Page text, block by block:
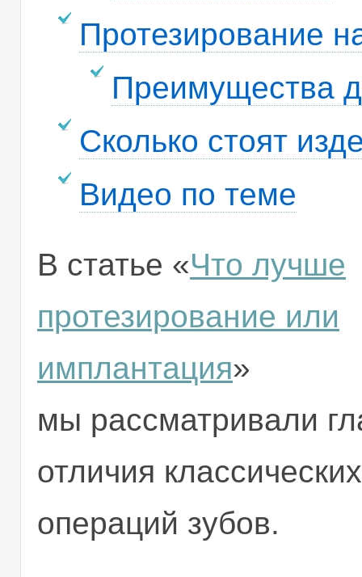
Протезирование
Преимущества
Сколько стоят
Видео по теме
В статье «Что лучше
протезирование или
имплантация»
мы рассматривали
отличия классических
операций зубов.